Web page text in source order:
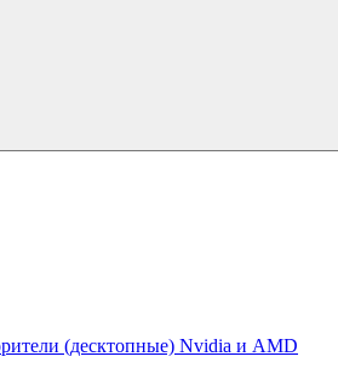
(десктопные) Nvidia и AMD